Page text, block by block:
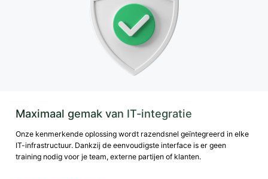
Maximaal gemak van IT-integratie
Onze kenmerkende oplossing wordt razendsnel geïntegreerd in elke
IT-infrastructuur. Dankzij de eenvoudigste interface is er geen
training nodig voor je team, externe partijen of klanten.